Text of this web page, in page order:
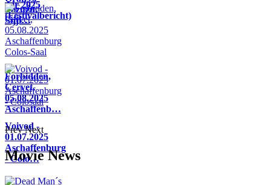
Pazuzu,
Sijji…
Air 2025
(Festivalbericht)
Forbidden,
Cervet,
05.08.2025
Aschaffenb…
Voivod -
01.07.2025
Aschaffenburg
- Colo…
Prev Next
Movie News